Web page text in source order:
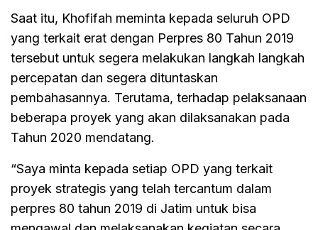
Saat itu, Khofifah meminta kepada seluruh OPD
yang terkait erat dengan Perpres 80 Tahun 2019
tersebut untuk segera melakukan langkah langkah
percepatan dan segera dituntaskan
pembahasannya. Terutama, terhadap pelaksanaan
beberapa proyek yang akan dilaksanakan pada
Tahun 2020 mendatang.
“Saya minta kepada setiap OPD yang terkait
proyek strategis yang telah tercantum dalam
perpres 80 tahun 2019 di Jatim untuk bisa